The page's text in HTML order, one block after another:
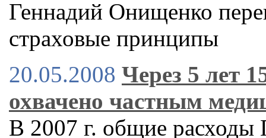
Геннадий Онищенко
страховые принципы
20.05.2008 Через 5 лет
охвачено частным
В 2007 г. общие расходы